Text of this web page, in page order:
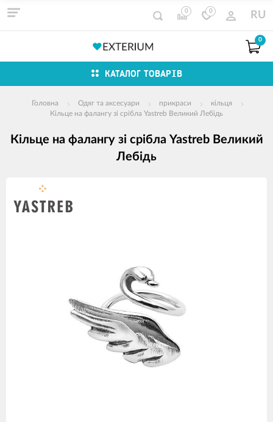
0 0 RU
0
КАТАЛОГ ТОВАРІВ
Головна Одяг та аксесуари прикраси
кільця
Кільце на фалангу зі срібла Yastreb Великий Лебідь
Кільце на фалангу зі срібла Yastreb Великий
Лебідь
зображення
продуктів